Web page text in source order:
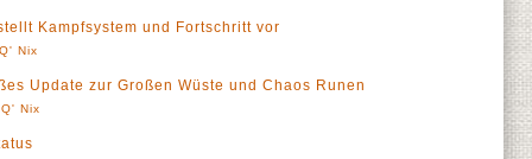
Kampfsystem und Fortschritt vor
Nix
Update zur Großen Wüste und Chaos Runen
Nix